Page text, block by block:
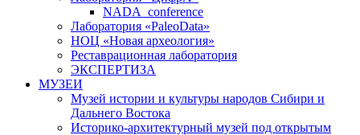
NADA_conference
Лаборатория «PaleoData»
НОЦ «Новая археология»
Реставрационная лаборатория
ЭКСПЕРТИЗА
МУЗЕИ
Музей истории и культуры народов Сибири и
Дальнего Востока
Историко-архитектурный музей под открытым